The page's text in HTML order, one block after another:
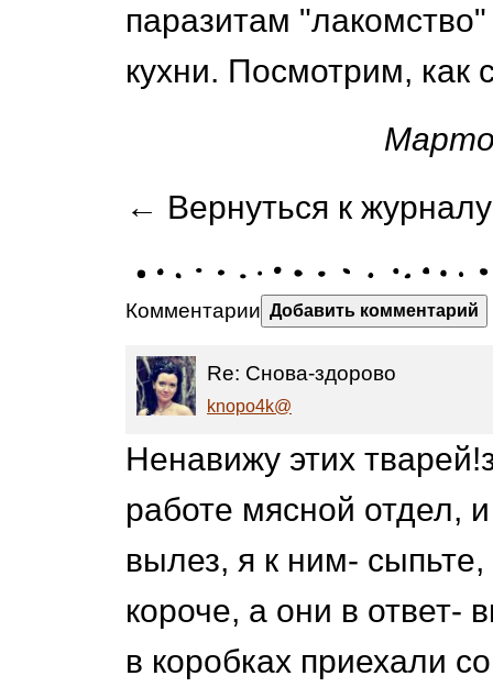
паразитам
кухни. Посмотрим, как
← Вернуться к
Комментарии Добавить комментарий
Re: Снова-здорово
knopo4k@
Ненавижу этих
работе мясной отдел,
вылез, я к ним-
короче, а они в ответ-
в коробках приехали